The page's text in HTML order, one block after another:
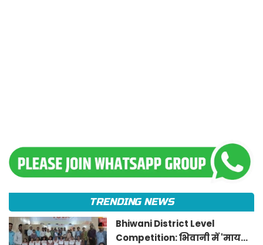
TRENDING NEWS
Bhiwani District Level
Competition: भिवानी में 'माय